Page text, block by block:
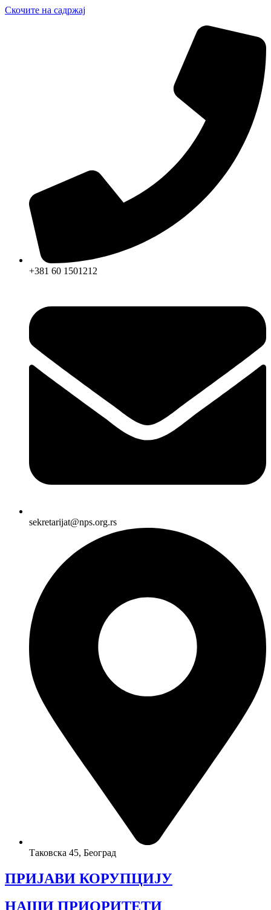
Скочите на садржај
+381 60 1501212
sekretarijat@nps.org.rs
Таковска 45, Београд
ПРИЈАВИ КОРУПЦИЈУ
НАШИ ПРИОРИТЕТИ